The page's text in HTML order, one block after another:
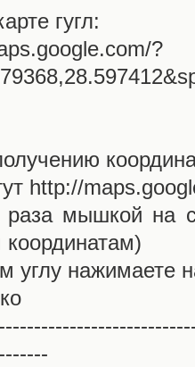
гугл:
?
http://
мышкой на
углу нажимаете